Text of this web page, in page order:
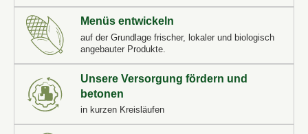
Menüs entwickeln
auf der Grundlage frischer, lokaler und biologisch
angebauter Produkte.
Unsere Versorgung fördern und
betonen
in kurzen Kreisläufen
Einen Geschenkgutschein nehmen
Name*: